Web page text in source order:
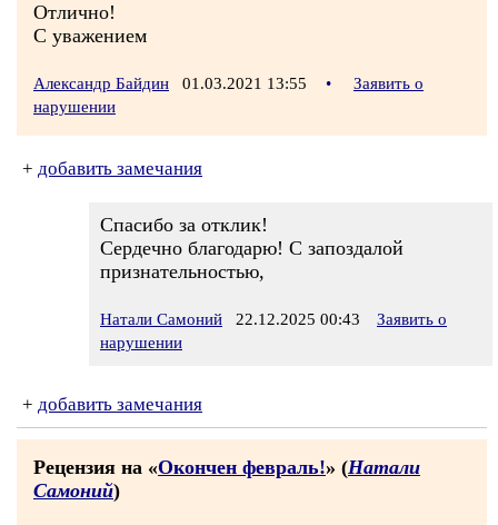
Отлично!
С уважением
Александр Байдин 01.03.2021 13:55 •
Заявить о
нарушении
+ добавить замечания
Спасибо за отклик!
Сердечно благодарю! С запоздалой
признательностью,
Натали Самоний 22.12.2025 00:43
Заявить о
нарушении
+ добавить замечания
Рецензия на «Окончен февраль!» (Натали
Самоний)